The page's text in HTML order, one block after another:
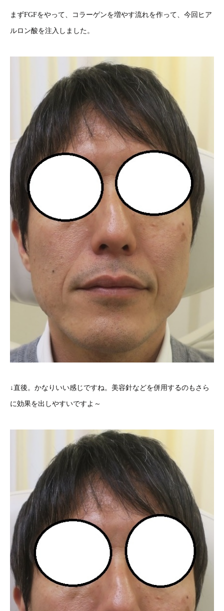
まずFGFをやって、コラーゲンを増やす流れを作って、今回ヒア
ルロン酸を注入しました。
↓直後。かなりいい感じですね。美容針などを併用するのもさら
に効果を出しやすいですよ～